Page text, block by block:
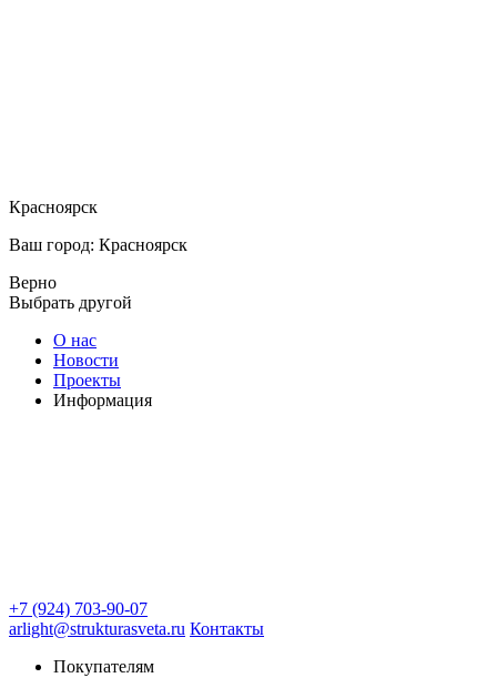
Красноярск
Ваш город: Красноярск
Верно
Выбрать другой
О нас
Новости
Проекты
Информация
+7 (924) 703-90-07
arlight@strukturasveta.ru Контакты
Покупателям